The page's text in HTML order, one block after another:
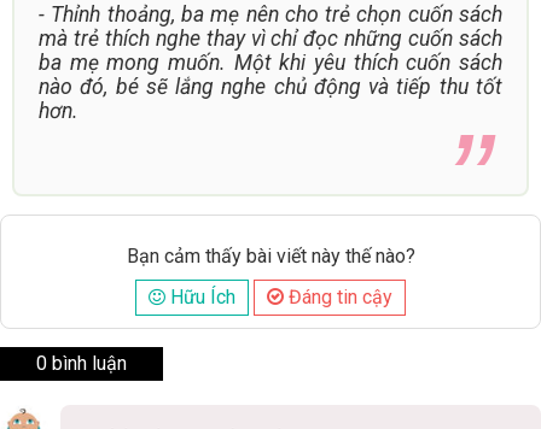
- Thỉnh thoảng, ba mẹ nên cho trẻ chọn cuốn sách
mà trẻ thích nghe thay vì chỉ đọc những cuốn sách
ba mẹ mong muốn. Một khi yêu thích cuốn sách
nào đó, bé sẽ lắng nghe chủ động và tiếp thu tốt
hơn.
Bạn cảm thấy bài viết này thế nào?
Hữu Ích
Đáng tin cậy
0 bình luận